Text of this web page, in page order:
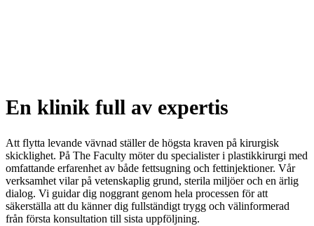
En klinik full av expertis
Att flytta levande vävnad ställer de högsta kraven på kirurgisk
skicklighet. På The Faculty möter du specialister i plastikkirurgi med
omfattande erfarenhet av både fettsugning och fettinjektioner. Vår
verksamhet vilar på vetenskaplig grund, sterila miljöer och en ärlig
dialog. Vi guidar dig noggrant genom hela processen för att
säkerställa att du känner dig fullständigt trygg och välinformerad
från första konsultation till sista uppföljning.